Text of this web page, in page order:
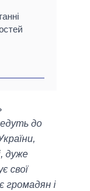
до
дуже
свої
громадян і